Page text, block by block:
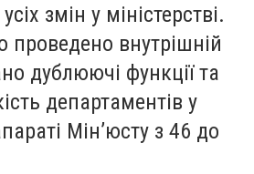
змін у міністерстві.
проведено внутрішній
дублюючі функції та
департаментів у
Мін’юсту з 46 до